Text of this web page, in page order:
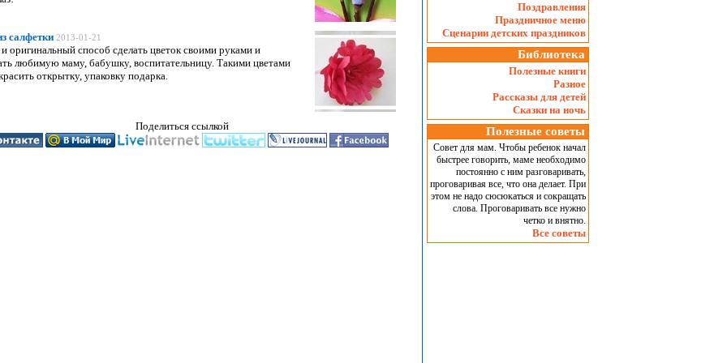
салфетки 2013-01-21
оригинальный способ сделать цветок своими руками и
любимую маму, бабушку, воспитательницу. Такими цветами
открытку, упаковку подарка.
Поделиться ссылкой
Поздравления
Праздничное меню
Сценарии детских праздников
Библиотека
Полезные книги
Разное
Рассказы для детей
Сказки на ночь
Полезные советы
Совет для мам. Чтобы ребенок начал
быстрее говорить, маме необходимо
постоянно с ним разговаривать,
проговаривая все, что она делает. При
этом не надо сюсюкаться и сокращать
слова. Проговаривать все нужно
четко и внятно.
Все советы